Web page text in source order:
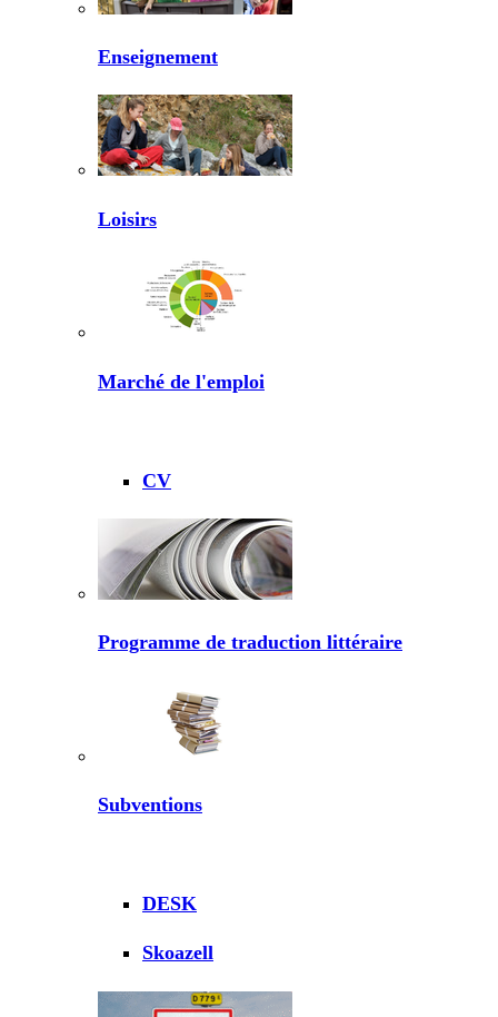
Enseignement
Loisirs
Marché de l'emploi
CV
Programme de traduction littéraire
Subventions
DESK
Skoazell